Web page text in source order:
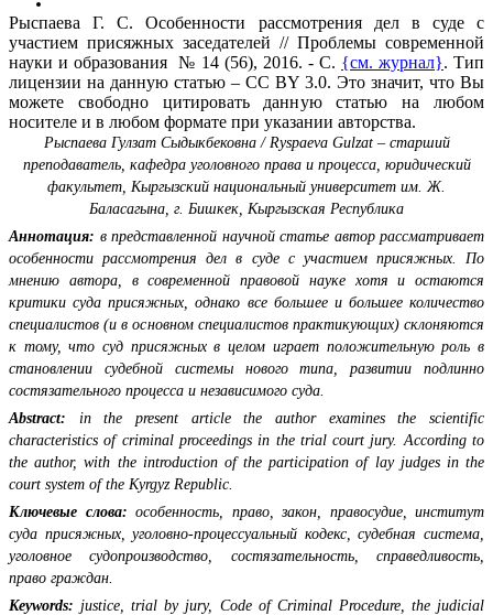
Рыспаева Г. С. Особенности рассмотрения дел в суде с
участием присяжных заседателей // Проблемы современной
науки и образования № 14 (56), 2016. - С. {см. журнал}. Тип
лицензии на данную статью – CC BY 3.0. Это значит, что Вы
можете свободно цитировать данную статью на любом
носителе и в любом формате при указании авторства.
Рыспаева Гулзат Сыдыкбековна / Ryspaeva Gulzat – старший
преподаватель, кафедра уголовного права и процесса, юридический
факультет, Кыргызский национальный университет им. Ж.
Баласагына, г. Бишкек, Кыргызская Республика
Аннотация: в представленной научной статье автор рассматривает
особенности рассмотрения дел в суде с участием присяжных. По
мнению автора, в современной правовой науке хотя и остаются
критики суда присяжных, однако все большее и большее количество
специалистов (и в основном специалистов практикующих) склоняются
к тому, что суд присяжных в целом играет положительную роль в
становлении судебной системы нового типа, развитии подлинно
состязательного процесса и независимого суда.
Abstract: in the present article the author examines the scientific
characteristics of criminal proceedings in the trial court jury. According to
the author, with the introduction of the participation of lay judges in the
court system of the Kyrgyz Republic.
Ключевые слова: особенность, право, закон, правосудие, институт
суда присяжных, уголовно-процессуальный кодекс, судебная система,
уголовное судопроизводство, состязательность, справедливость,
право граждан.
Keywords: justice, trial by jury, Code of Criminal Procedure, the judicial